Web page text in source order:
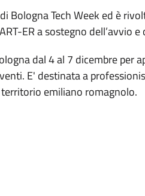
Bologna Tech Week ed è
ER a sostegno dell’avvio
dal 4 al 7 dicembre
E' destinata a
emiliano romagnolo.